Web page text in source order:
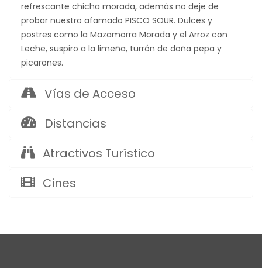
refrescante chicha morada, además no deje de
probar nuestro afamado PISCO SOUR. Dulces y
postres como la Mazamorra Morada y el Arroz con
Leche, suspiro a la limeña, turrón de doña pepa y
picarones.
Vías de Acceso
Distancias
Atractivos Turístico
Cines